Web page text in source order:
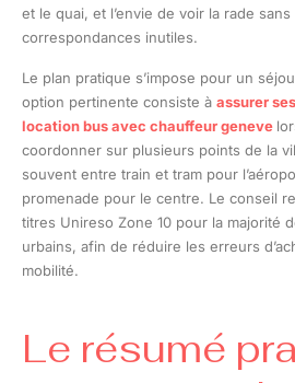
et le quai, et l’envie de voir la rade
correspondances inutiles.
Le plan pratique s’impose pour un
option pertinente consiste à assurer
location bus avec chauffeur geneve
coordonner sur plusieurs points de la
souvent entre train et tram pour
promenade pour le centre. Le conseil
titres Unireso Zone 10 pour la majorité
urbains, afin de réduire les erreurs
mobilité.
Le résumé